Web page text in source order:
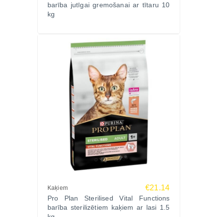
barība jutīgai gremošanai ar tītaru 10
kg
Kaķiem €21.14
Pro Plan Sterilised Vital Functions
barība sterilizētiem kaķiem ar lasi 1.5